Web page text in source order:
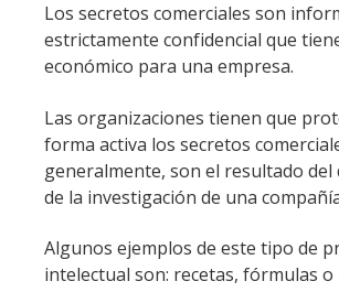
Los secretos comerciales son
estrictamente confidencial que
económico para una empresa.
Las organizaciones tienen que
forma activa los secretos
generalmente, son el resultado
de la investigación de una
Algunos ejemplos de este tipo de
intelectual son: recetas, fórmulas o